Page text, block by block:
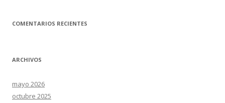
COMENTARIOS RECIENTES
ARCHIVOS
mayo 2026
octubre 2025